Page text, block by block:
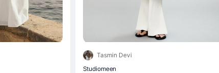
Tasmin Devi
Studiomeen